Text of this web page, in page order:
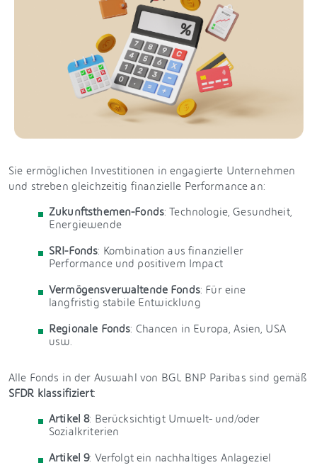
Sie ermöglichen Investitionen in engagierte Unternehmen
und streben gleichzeitig finanzielle Performance an:
Zukunftsthemen-Fonds: Technologie, Gesundheit,
Energiewende
SRI-Fonds: Kombination aus finanzieller
Performance und positivem Impact
Vermögensverwaltende Fonds: Für eine
langfristig stabile Entwicklung
Regionale Fonds: Chancen in Europa, Asien, USA
usw.
Alle Fonds in der Auswahl von BGL BNP Paribas sind gemäß
SFDR klassifiziert:
Artikel 8: Berücksichtigt Umwelt- und/oder
Sozialkriterien
Artikel 9: Verfolgt ein nachhaltiges Anlageziel